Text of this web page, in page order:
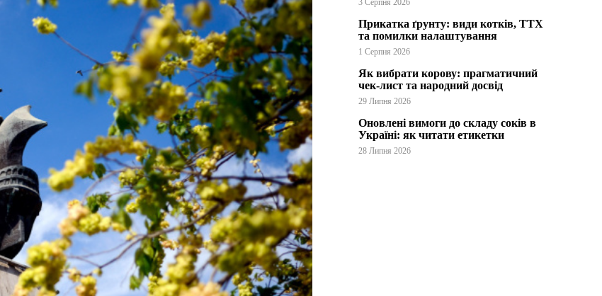
3 Серпня 2026
Прикатка ґрунту: види котків, ТТХ
та помилки налаштування
1 Серпня 2026
Як вибрати корову: прагматичний
чек-лист та народний досвід
29 Липня 2026
Оновлені вимоги до складу соків в
Україні: як читати етикетки
28 Липня 2026